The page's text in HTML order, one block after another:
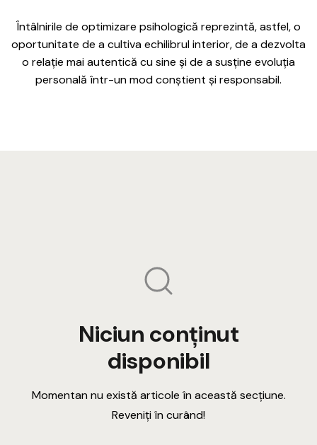
Întâlnirile de optimizare psihologică reprezintă, astfel, o
oportunitate de a cultiva echilibrul interior, de a dezvolta
o relație mai autentică cu sine și de a susține evoluția
personală într-un mod conștient și responsabil.
Niciun conținut
disponibil
Momentan nu există articole în această secțiune.
Reveniți în curând!